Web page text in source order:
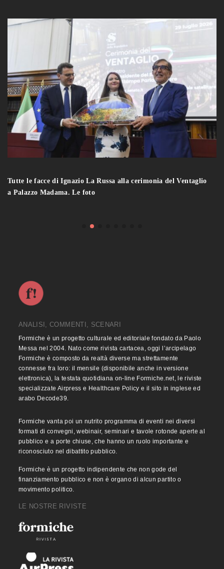
Tutte le facce di Ignazio La Russa alla cerimonia del Ventaglio
a Palazzo Madama. Le foto
ANALISI, COMMENTI, SCENARI
Formiche è un progetto culturale ed editoriale fondato da Paolo
Messa nel 2004. Nato come rivista cartacea, oggi l’arcipelago
Formiche è composto da realtà diverse ma strettamente
connesse fra loro: il mensile (disponibile anche in versione
elettronica), la testata quotidiana on-line Formiche.net, le riviste
specializzate Airpress e Healthcare Policy e il sito in inglese ed
arabo Decode39.
Formiche vanta poi un nutrito programma di eventi nei diversi
formati di convegni, webinair, seminari e tavole rotonde aperte al
pubblico e a porte chiuse, che hanno un ruolo importante e
riconosciuto nel dibattito pubblico.
Formiche è un progetto indipendente che non gode del
finanziamento pubblico e non è organo di alcun partito o
movimento politico.
LE NOSTRE RIVISTE